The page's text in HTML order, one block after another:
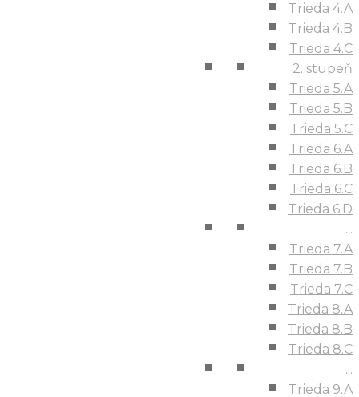
Trieda 4.A
Trieda 4.B
Trieda 4.C
2. stupeň
Trieda 5.A
Trieda 5.B
Trieda 5.C
Trieda 6.A
Trieda 6.B
Trieda 6.C
Trieda 6.D
...
Trieda 7.A
Trieda 7.B
Trieda 7.C
Trieda 8.A
Trieda 8.B
Trieda 8.C
...
Trieda 9.A